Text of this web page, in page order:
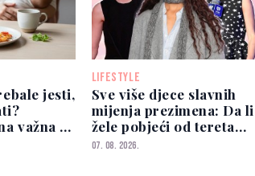
jesti,
važna je
LIFESTYLE
Sve više djece slavnih
mijenja prezimena: Da li
žele pobjeći od tereta
poznatih roditelja?
07. 08. 2026.